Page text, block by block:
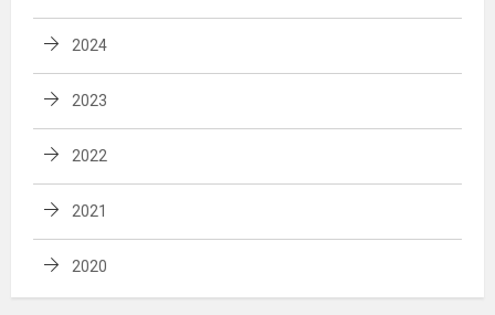
2024
2023
2022
2021
2020